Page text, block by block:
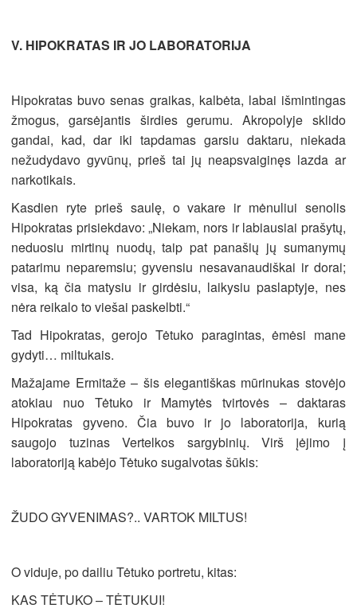
V. HIPOKRATAS IR JO LABORATORIJA
Hipokratas buvo senas graikas, kalbėta, labai išmintingas
žmogus, garsėjantis širdies gerumu. Akropolyje sklido
gandai, kad, dar iki tapdamas garsiu daktaru, niekada
nežudydavo gyvūnų, prieš tai jų neapsvaiginęs lazda ar
narkotikais.
Kasdien ryte prieš saulę, o vakare ir mėnuliui senolis
Hipokratas prisiekdavo: „Niekam, nors ir labiausiai prašytų,
neduosiu mirtinų nuodų, taip pat panašių jų sumanymų
patarimu neparemsiu; gyvensiu nesavanaudiškai ir dorai;
visa, ką čia matysiu ir girdėsiu, laikysiu paslaptyje, nes
nėra reikalo to viešai paskelbti.“
Tad Hipokratas, gerojo Tėtuko paragintas, ėmėsi mane
gydyti… miltukais.
Mažajame Ermitaže – šis elegantiškas mūrinukas stovėjo
atokiau nuo Tėtuko ir Mamytės tvirtovės – daktaras
Hipokratas gyveno. Čia buvo ir jo laboratorija, kurią
saugojo tuzinas Vertelkos sargybinių. Virš įėjimo į
laboratoriją kabėjo Tėtuko sugalvotas šūkis:
ŽUDO GYVENIMAS?.. VARTOK MILTUS!
O viduje, po dailiu Tėtuko portretu, kitas:
KAS TĖTUKO – TĖTUKUI!